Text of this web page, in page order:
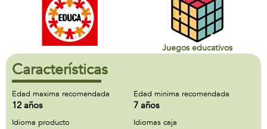
Juegos educativos
Características
Edad maxima recomendada
12 años
Edad minima recomendada
7 años
Idioma producto Idiomas caja